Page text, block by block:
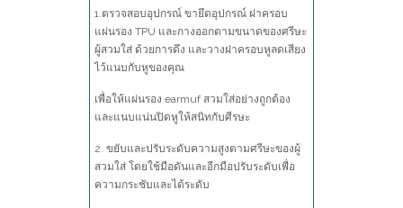
1.ตรวจสอบอุปกรณ์ ขายึดอุปกรณ์ ฝาครอบ
แผ่นรอง TPU และกางออกตามขนาดของศรีษะ
ผู้สวมใส่ ด้วยการดึง และวางฝาครอบหูลดเสียง
ไว้แนบกับหูของคุณ
เพื่อให้แผ่นรอง earmuf สวมใส่อย่างถูกต้อง
และแนบแน่นปิดหูให้สนิทกับศีรษะ
2. ขยับและปรับระดับความสูงตามศรีษะของผู้
สวมใส่ โดยใช้มือดันและอีกมือปรับระดับเพื่อ
ความกระชับและได้ระดับ